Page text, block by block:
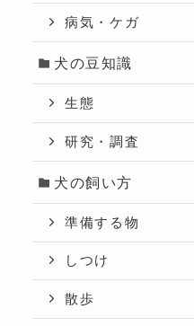
病気・ケガ
犬の豆知識
生態
研究・調査
犬の飼い方
準備する物
しつけ
散歩